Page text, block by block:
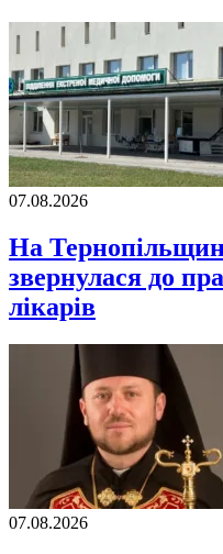
07.08.2026
На
звернулася до
лікарів
07.08.2026